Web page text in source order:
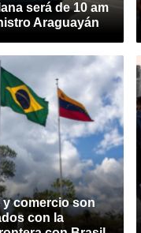
será de 10 am
Araguayán
comercio son
con la